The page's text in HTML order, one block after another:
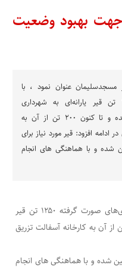
جهت بهبود وضعیت
عنوان نمود ، با
پیگیری‌های صورت گرفته ۱۲۵۰ تن قیر یارانه‌ای به شهرداری
مسجدسلیمان تخصیص داده شده و تا کنون ۲۰۰ تن از آن به
ادامه افزود: قیر مورد نیاز برای
شده و با هماهنگی های انجام
راوی جنوب، آرش قنبری شهردار مسجدسلیمان عنوان نمود ، با پیگیری‌های صورت گرفته ۱۲۵۰ تن قیر
به شهرداری مسجدسلیمان تخصیص داده شده و تا کنون ۲۰۰ تن از آن به کارخانه آسفالت تزریق
شده و با هماهنگی های انجام